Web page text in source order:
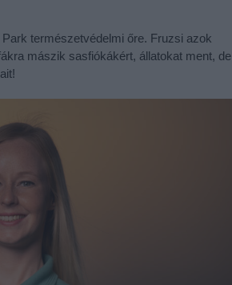
természetvédelmi őre. Fruzsi azok
mászik sasfiókákért, állatokat ment, de